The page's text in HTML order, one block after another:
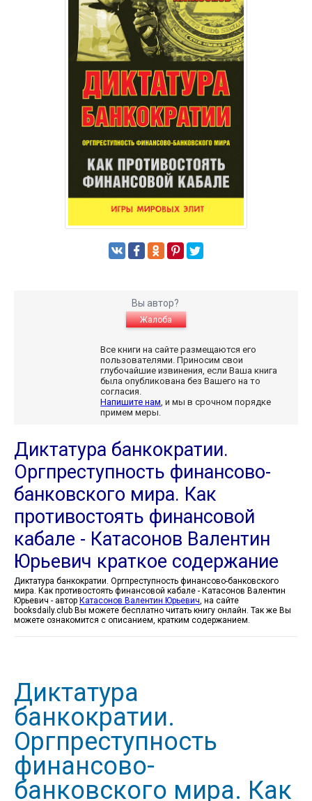
Вы автор?
Жалоба
Все книги на сайте размещаются его
пользователями. Приносим свои
глубочайшие извинения, если Ваша книга
была опубликована без Вашего на то
согласия.
Напишите нам, и мы в срочном порядке
примем меры.
Диктатура банкократии.
Оргпреступность финансово-
банковского мира. Как
противостоять финансовой
кабале - Катасонов Валентин
Юрьевич краткое содержание
Диктатура банкократии. Оргпреступность финансово-банковского
мира. Как противостоять финансовой кабале - Катасонов Валентин
Юрьевич - автор Катасонов Валентин Юрьевич, на сайте
booksdaily.club Вы можете бесплатно читать книгу онлайн. Так же Вы
можете ознакомится с описанием, кратким содержанием.
Диктатура
банкократии.
Оргпреступность
финансово-
банковского мира. Как